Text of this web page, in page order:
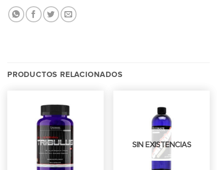
PRODUCTOS RELACIONADOS
SIN EXISTENCIAS